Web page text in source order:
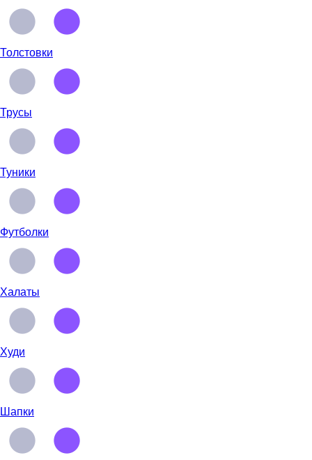
Толстовки
Трусы
Туники
Футболки
Халаты
Худи
Шапки